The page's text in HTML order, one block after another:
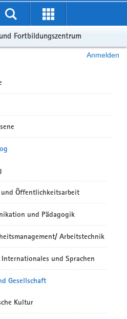
Fortbildungszentrum
Anmelden
Öffentlichkeitsarbeit
und Pädagogik
Arbeitstechnik
und Sprachen
Gesellschaft
Kultur